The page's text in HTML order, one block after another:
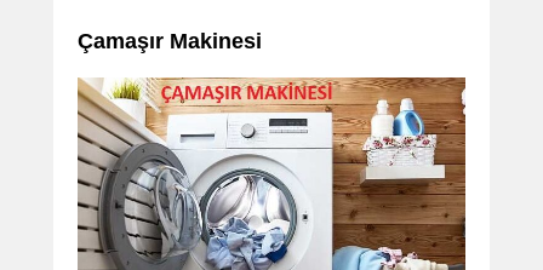
Çamaşır Makinesi